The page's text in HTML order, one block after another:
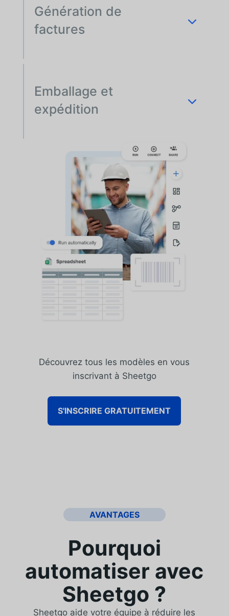
Génération de
factures
Emballage et
expédition
Découvrez tous les modèles en vous
inscrivant à Sheetgo
S'INSCRIRE GRATUITEMENT
AVANTAGES
Pourquoi
automatiser avec
Sheetgo ?
Sheetgo aide votre équipe à réduire les